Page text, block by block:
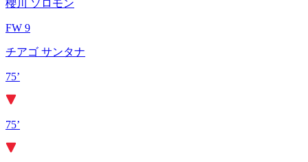
櫻川 ソロモン
FW 9
チアゴ サンタナ
75’
75’